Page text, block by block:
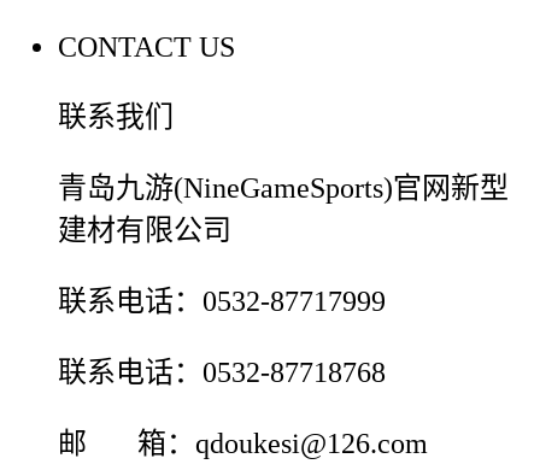
CONTACT US
联系我们
青岛九游(NineGameSports)官网新型
建材有限公司
联系电话：0532-87717999
联系电话：0532-87718768
邮 箱：qdoukesi@126.com